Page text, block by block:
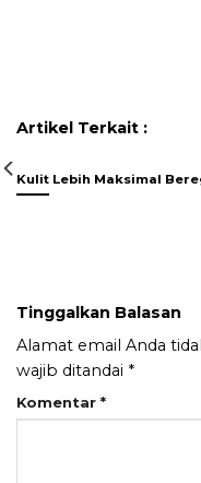
Artikel Terkait :
Kulit Lebih Maksimal
Tinggalkan Balasan
Alamat email Anda
wajib ditandai *
Komentar *